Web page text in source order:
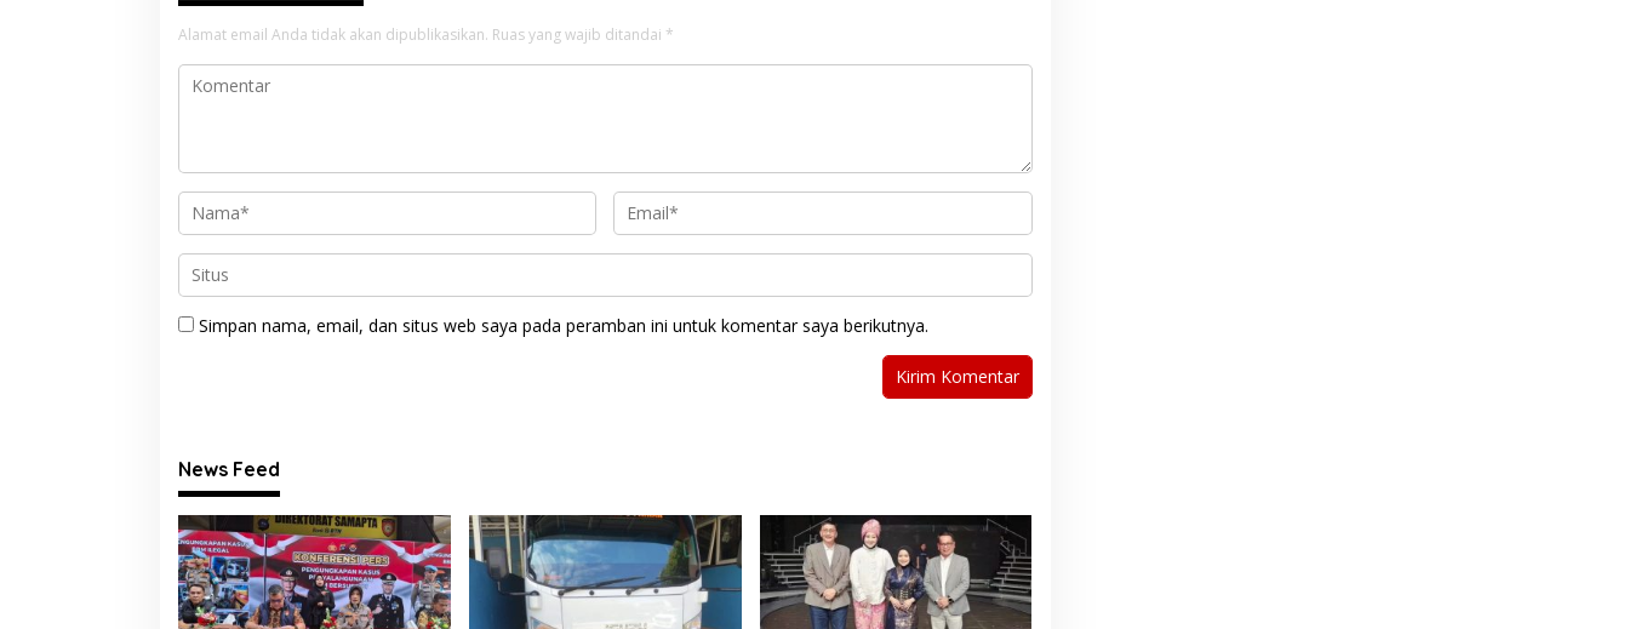
Alamat email Anda tidak akan dipublikasikan. Ruas yang wajib ditandai *
Simpan nama, email, dan situs web saya pada peramban ini untuk komentar saya berikutnya.
News Feed